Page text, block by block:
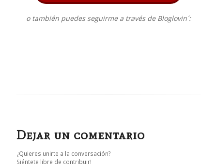
o también puedes seguirme a través de Bloglovin´:
Dejar un comentario
¿Quieres unirte a la conversación?
Siéntete libre de contribuir!